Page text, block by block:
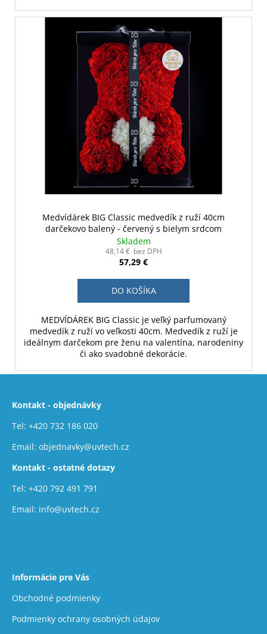
Medvídárek BIG Classic medvedík z ruží 40cm
darčekovo balený - červený s bielym srdcom
Skladem
48,14 € bez DPH
57,29 €
DO KOŠÍKA
MEDVÍDÁREK BIG Classic je veľký parfumovaný
medvedík z ruží vo veľkosti 40cm. Medvedík z ruží je
ideálnym darčekom pre ženu na valentína, narodeniny
či ako svadobné dekorácie.
Kontakt - objednávky
Tel: +420 732 186 020
Email: objednavky@uvtech.cz
Kontakt - ostatné dotazy
Tel: +420 792 491 791
Email: info@uvtech.cz
Informácie pre Vás
Obchodné podmienky
Podmienky ochrany osobných údajov